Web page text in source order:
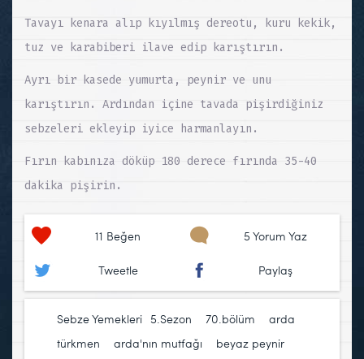
Tavayı kenara alıp kıyılmış dereotu, kuru kekik,
tuz ve karabiberi ilave edip karıştırın.
Ayrı bir kasede yumurta, peynir ve unu
karıştırın. Ardından içine tavada pişirdiğiniz
sebzeleri ekleyip iyice harmanlayın.
Fırın kabınıza döküp 180 derece fırında 35-40
dakika pişirin.
11 Beğen 5 Yorum Yaz
Tweetle Paylaş
Sebze Yemekleri 5.Sezon 70.bölüm
arda
türkmen
arda'nın mutfağı beyaz peynir